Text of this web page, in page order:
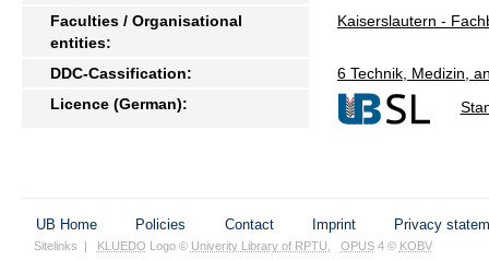
Faculties / Organisational
entities:
Kaiserslautern -
DDC-Cassification:
6 Technik, Medizin,
Licence (German):
UB Home Policies Contact Imprint Privacy
Sitelinks KLUEDO Logo © Univerity Library of RPTU OPUS4 © KOBV